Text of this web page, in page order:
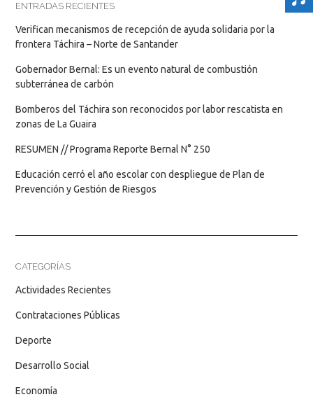
ENTRADAS RECIENTES
Verifican mecanismos de recepción de ayuda solidaria por la
frontera Táchira – Norte de Santander
Gobernador Bernal: Es un evento natural de combustión
subterránea de carbón
Bomberos del Táchira son reconocidos por labor rescatista en
zonas de La Guaira
RESUMEN // Programa Reporte Bernal N° 250
Educación cerró el año escolar con despliegue de Plan de
Prevención y Gestión de Riesgos
CATEGORÍAS
Actividades Recientes
Contrataciones Públicas
Deporte
Desarrollo Social
Economía